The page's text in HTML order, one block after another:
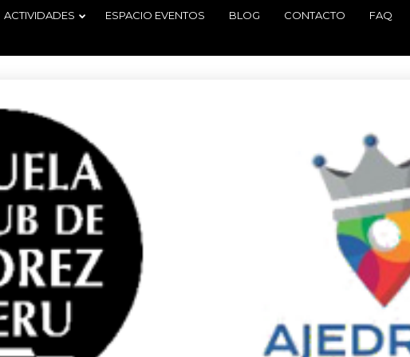
29 2
ACTIVIDADES ESPACIO EVENTOS BLOG CONTACTO FAQ